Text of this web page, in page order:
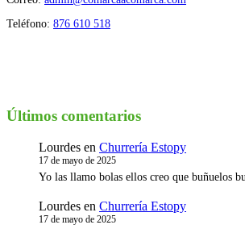
Teléfono: 876 610 518
Últimos comentarios
Lourdes en Churrería Estopy
17 de mayo de 2025
Yo las llamo bolas ellos creo que buñuelos
Lourdes en Churrería Estopy
17 de mayo de 2025